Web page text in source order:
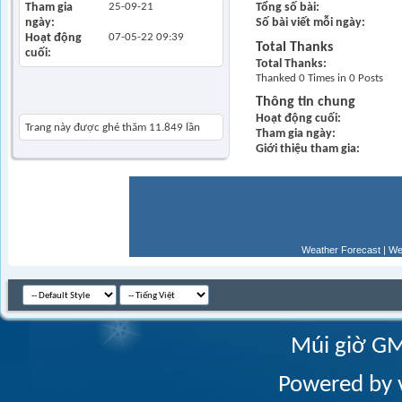
Tham gia
ngày
25-09-21
Hoạt động
cuối
07-05-22 09:39
Trang này được ghé thăm 11.849 lần
Tổng số bài
Số bài viết mỗi ngày
Total Thanks
Total Thanks
Thanked 0 Times in 0 Posts
Thông tin chung
Hoạt động cuối
Tham gia ngày
Giới thiệu tham gia
Weather Forecast |
Múi giờ
Powered